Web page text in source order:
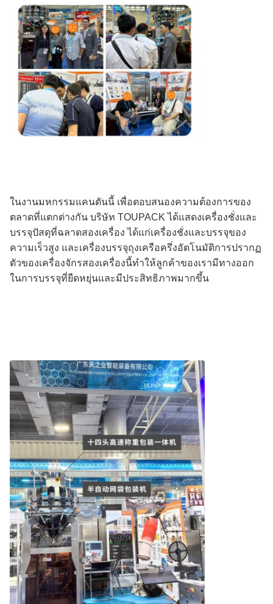
ในงานมหกรรมแคนตันนี้ เพื่อตอบสนองความต้องการของ
ตลาดที่แตกต่างกัน บริษัท TOUPACK ได้แสดงเครื่องชั่งและ
บรรจุปัสดุที่ฉลาดสองเครื่อง ได้แก่เครื่องชั่งและบรรจุของ
ความเร็วสูง และเครื่องบรรจุถุงเครือครึ่งอัตโนมัติการปรากฏ
ตัวของเครื่องจักรสองเครื่องนี้ทําให้ลูกค้าของเรามีทางออก
ในการบรรจุที่ยืดหยุ่นและมีประสิทธิภาพมากขึ้น